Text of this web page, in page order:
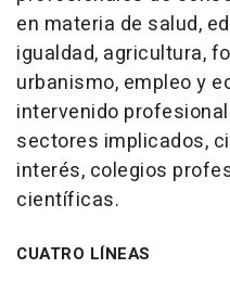
en materia de salud,
igualdad, agricultura,
urbanismo, empleo y
intervenido
sectores implicados,
interés, colegios
científicas.
CUATRO LÍNEAS